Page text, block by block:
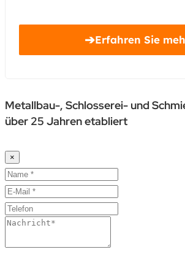
➔Erfahren Sie
Metallbau-, Schlosserei- und
über 25 Jahren etabliert
×